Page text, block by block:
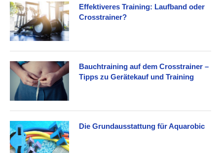
Effektiveres Training: Laufband oder
Crosstrainer?
Bauchtraining auf dem Crosstrainer –
Tipps zu Gerätekauf und Training
Die Grundausstattung für Aquarobic